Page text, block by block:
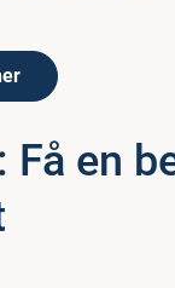
Få en